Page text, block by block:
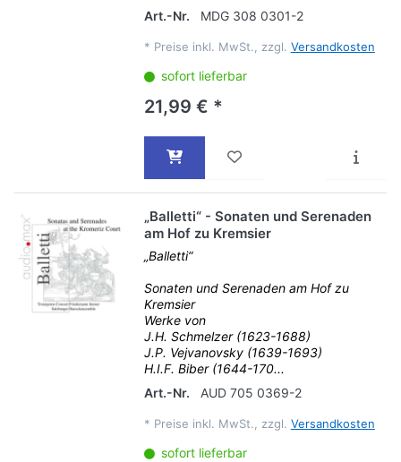
Art.-Nr.
MDG 308 0301-2
* Preise inkl. MwSt., zzgl. Versandkosten
sofort lieferbar
21,99 € *
„Balletti“ - Sonaten und Serenaden
am Hof zu Kremsier
„Balletti“
Sonaten und Serenaden am Hof zu
Kremsier
Werke von
J.H. Schmelzer (1623-1688)
J.P. Vejvanovsky (1639-1693)
H.I.F. Biber (1644-170...
Art.-Nr.
AUD 705 0369-2
* Preise inkl. MwSt., zzgl. Versandkosten
sofort lieferbar